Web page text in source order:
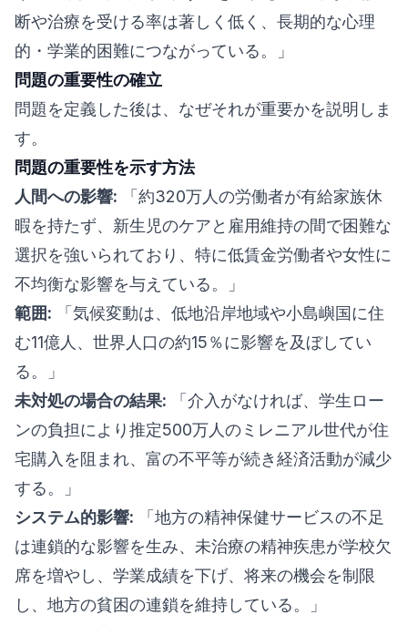
断や治療を受ける率は著しく低く、長期的な心理
的・学業的困難につながっている。」
問題の重要性の確立
問題を定義した後は、なぜそれが重要かを説明しま
す。
問題の重要性を示す方法
人間への影響: 「約320万人の労働者が有給家族休
暇を持たず、新生児のケアと雇用維持の間で困難な
選択を強いられており、特に低賃金労働者や女性に
不均衡な影響を与えている。」
範囲: 「気候変動は、低地沿岸地域や小島嶼国に住
む11億人、世界人口の約15％に影響を及ぼしてい
る。」
未対処の場合の結果: 「介入がなければ、学生ロー
ンの負担により推定500万人のミレニアル世代が住
宅購入を阻まれ、富の不平等が続き経済活動が減少
する。」
システム的影響: 「地方の精神保健サービスの不足
は連鎖的な影響を生み、未治療の精神疾患が学校欠
席を増やし、学業成績を下げ、将来の機会を制限
し、地方の貧困の連鎖を維持している。」